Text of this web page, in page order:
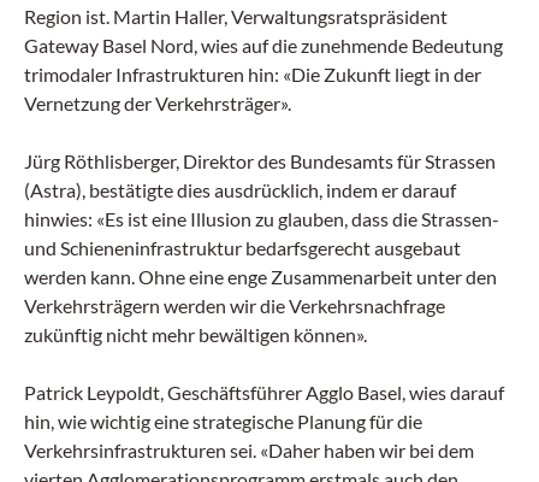
Region ist. Martin Haller, Verwaltungsratspräsident
Gateway Basel Nord, wies auf die zunehmende Bedeutung
trimodaler Infrastrukturen hin: «Die Zukunft liegt in der
Vernetzung der Verkehrsträger».
Jürg Röthlisberger, Direktor des Bundesamts für Strassen
(Astra), bestätigte dies ausdrücklich, indem er darauf
hinwies: «Es ist eine Illusion zu glauben, dass die Strassen-
und Schieneninfrastruktur bedarfsgerecht ausgebaut
werden kann. Ohne eine enge Zusammenarbeit unter den
Verkehrsträgern werden wir die Verkehrsnachfrage
zukünftig nicht mehr bewältigen können».
Patrick Leypoldt, Geschäftsführer Agglo Basel, wies darauf
hin, wie wichtig eine strategische Planung für die
Verkehrsinfrastrukturen sei. «Daher haben wir bei dem